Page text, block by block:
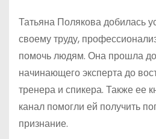
Татьяна Полякова добилась
своему труду,
помочь людям. Она прошла
начинающего эксперта до
тренера и спикера. Также ее
канал помогли ей получить
признание.